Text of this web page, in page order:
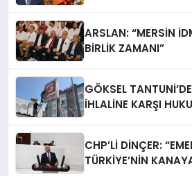
ARSLAN: “MERSİN
BİRLİK ZAMANI”
GÖKSEL
İHLALİNE KARŞI
CHP’Lİ DİNÇER:
TÜRKİYE’NİN